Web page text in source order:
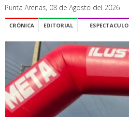
Punta Arenas, 08 de Agosto del 2026
CRÓNICA EDITORIAL